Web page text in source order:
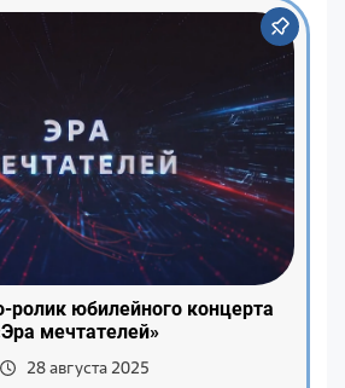
ролик юбилейного концерта
мечтателей»
28 августа 2025